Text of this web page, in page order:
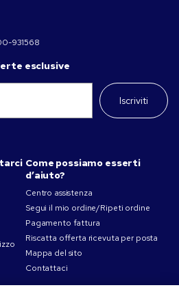
931568
esclusive
Iscriviti
Come possiamo esserti
d’aiuto?
Centro assistenza
Segui il mio ordine/Ripeti ordine
Pagamento fattura
Riscatta offerta ricevuta per posta
Mappa del sito
Contattaci